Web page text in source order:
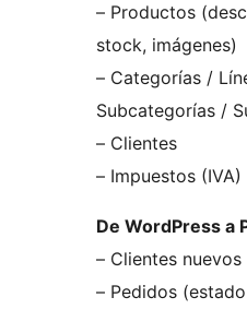
– Productos
stock, imágenes)
– Categorías /
Subcategorías /
– Clientes
– Impuestos (IVA)
De WordPress a
– Clientes nuevos
– Pedidos